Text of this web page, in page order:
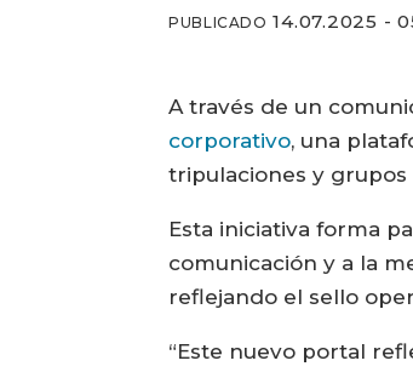
PUBLICADO 14.07.2025 -
A través de un
corporativo, una
tripulaciones y grupos
Esta iniciativa forma
comunicación y a la
reflejando el sello
“Este nuevo portal